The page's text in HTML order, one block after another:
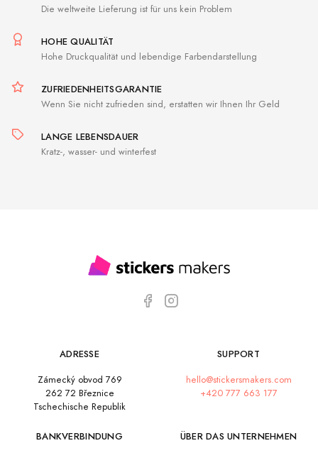
Die weltweite Lieferung ist für uns kein Problem
HOHE QUALITÄT
Hohe Druckqualität und lebendige Farbendarstellung
ZUFRIEDENHEITSGARANTIE
Wenn Sie nicht zufrieden sind, erstatten wir Ihnen Ihr Geld
LANGE LEBENSDAUER
Kratz-, wasser- und winterfest
ADRESSE
Zámecký obvod 769
262 72 Březnice
Tschechische Republik
SUPPORT
hello@stickersmakers.com
+420 777 663 177
BANKVERBINDUNG ÜBER DAS UNTERNEHMEN